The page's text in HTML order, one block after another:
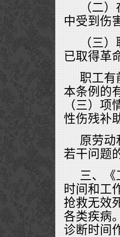
（二）
中受到伤
（三）
已取得革
职工有
本条例的
（三）项
性伤残补
原劳动
若干问题
三、《
时间和工
抢救无效
各类疾病
诊断时间